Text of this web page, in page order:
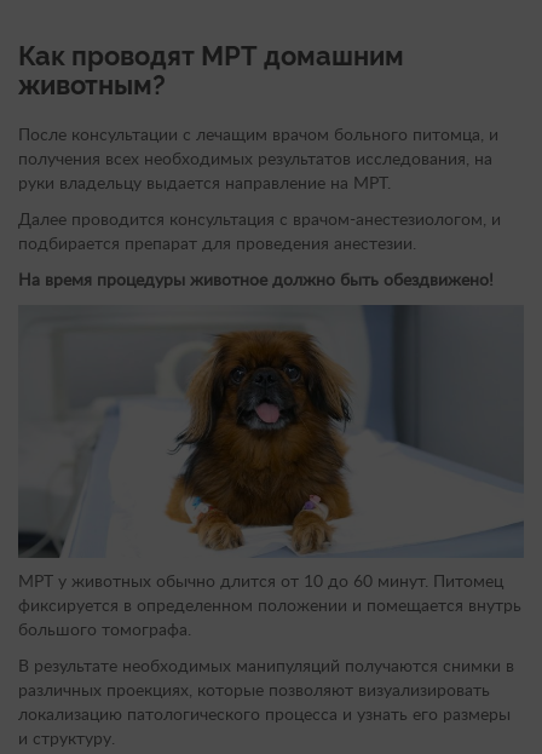
Как проводят МРТ домашним
животным?
После консультации с лечащим врачом больного питомца, и
получения всех необходимых результатов исследования, на
руки владельцу выдается направление на МРТ.
Далее проводится консультация с врачом-анестезиологом, и
подбирается препарат для проведения анестезии.
На время процедуры животное должно быть обездвижено!
МРТ у животных обычно длится от 10 до 60 минут. Питомец
фиксируется в определенном положении и помещается внутрь
большого томографа.
В результате необходимых манипуляций получаются снимки в
различных проекциях, которые позволяют визуализировать
локализацию патологического процесса и узнать его размеры
и структуру.